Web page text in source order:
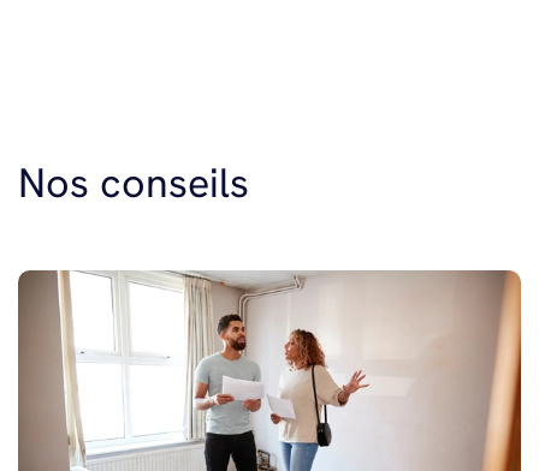
Nos conseils